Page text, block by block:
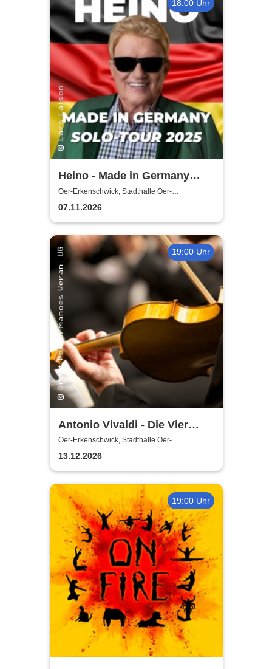
18:00 Uhr
Heino - Made in Germany
Solo-Tour
Oer-Erkenschwick, Stadthalle Oer-
Erkenschwick
07.11.2026
19:00 Uhr
Antonio Vivaldi - Die Vier
Jahreszeiten
Oer-Erkenschwick, Stadthalle Oer-
Erkenschwick
13.12.2026
19:00 Uhr